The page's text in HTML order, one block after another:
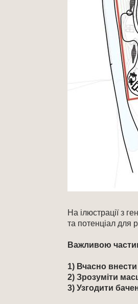
На ілюстрації з
та потенціал для
Важливою
1) Вчасно внести
2) Зрозуміти
3) Узгодити